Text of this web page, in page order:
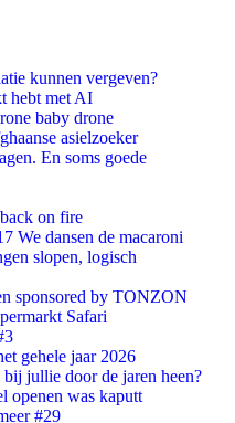
kunnen vergeven?
hebt met AI
baby drone
asielzoeker
En soms goede
on fire
We dansen de macaroni
slopen, logisch
sponsored by TONZON
Safari
gehele jaar 2026
jullie door de jaren heen?
openen was kaputt
#29